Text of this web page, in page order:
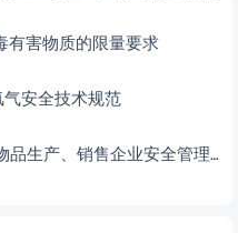
有害物质的限量要求
气安全技术规范
GB28263-2024民用爆炸物品生产、销售企业安全管理规程